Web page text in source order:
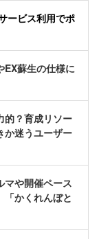
ービス利用でポ
EX蘇生の仕様に
的？育成リソー
か迷うユーザー
マや開催ペース
「かくれんぼと